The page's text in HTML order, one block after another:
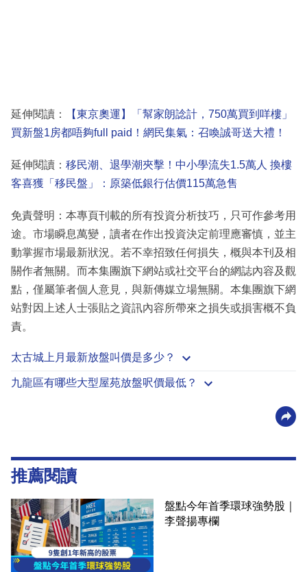
延伸閱讀：
【東京奧運】「幫家朗諗計，750萬買到咩樓」
買新盤1房都唔夠full paid！網民集氣：召喚誠哥送大禮！
延伸閱讀： 移民潮、退學潮夾擊！中小學流失1.5萬人 換樓
客喜獲「移民盤」：原築低銀行估價115萬急售
免責聲明：本專頁刊載的所有投資分析技巧，只可作參考用
途。市場瞬息萬變，讀者在作出投資決定前理應審慎，並主
動掌握市場最新狀況。若不幸招致任何損失，概與本刊及相
關作者無關。而本集團旗下網站或社交平台的網誌內容及觀
點，僅屬筆者個人意見，與新傳媒立場無關。本集團旗下網
站對因上述人士張貼之資訊內容所帶來之損失或損害概不負
責。
太古城上月最新放盤叫價是多少？
九龍區有哪些大型屋苑放盤呎價最低？
推薦閱讀
盤點今年首季環球強勢股｜
李聲揚專欄